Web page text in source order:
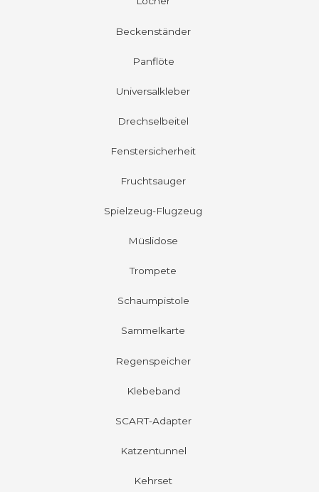
Beckenständer
Panflöte
Universalkleber
Drechselbeitel
Fenstersicherheit
Fruchtsauger
Spielzeug-Flugzeug
Müslidose
Trompete
Schaumpistole
Sammelkarte
Regenspeicher
Klebeband
SCART-Adapter
Katzentunnel
Kehrset